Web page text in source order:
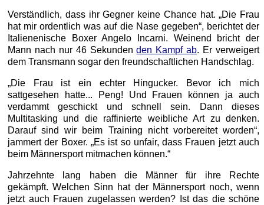
Verständlich, dass ihr Gegner keine Chance hat. „Die Frau
hat mir ordentlich was auf die Nase gegeben“, berichtet der
Italienenische Boxer Angelo Incarni. Weinend bricht der
Mann nach nur 46 Sekundenden Kampf ab. Er verweigert
dem Transmann sogar den freundschaftlichen Handschlag.
„Die Frau ist ein echter Hingucker. Bevor ich mich
sattgesehen hatte... Peng! Und Frauen können ja auch
verdammt geschickt und schnell sein. Dann dieses
Multitasking und die raffinierte weibliche Art zu denken.
Darauf sind wir beim Training nicht vorbereitet worden“,
jammert der Boxer. „Es ist so unfair, dass Frauen jetzt auch
beim Männersport mitmachen können.“
Jahrzehnte lang haben die Männer für ihre Rechte
gekämpft. Welchen Sinn hat der Männersport noch, wenn
jetzt auch Frauen zugelassen werden? Ist das die schöne